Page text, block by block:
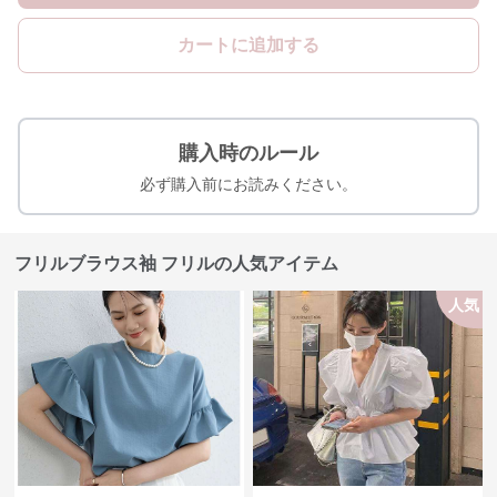
カートに追加する
購入時のルール
必ず購入前にお読みください。
フリルブラウス袖 フリルの人気アイテム
人気